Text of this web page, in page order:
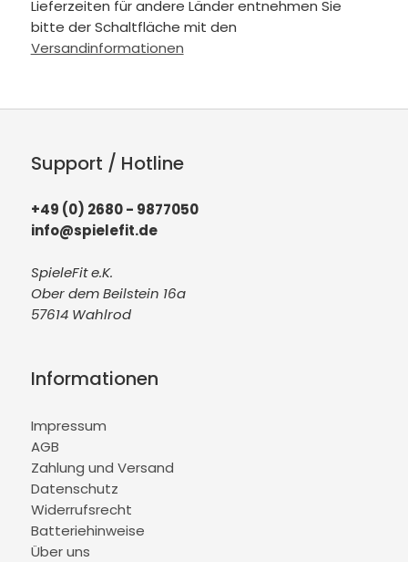
Lieferzeiten für andere Länder entnehmen Sie
bitte der Schaltfläche mit den
Versandinformationen
Support / Hotline
+49 (0) 2680 - 9877050
info@spielefit.de
SpieleFit e.K.
Ober dem Beilstein 16a
57614 Wahlrod
Informationen
Impressum
AGB
Zahlung und Versand
Datenschutz
Widerrufsrecht
Batteriehinweise
Über uns